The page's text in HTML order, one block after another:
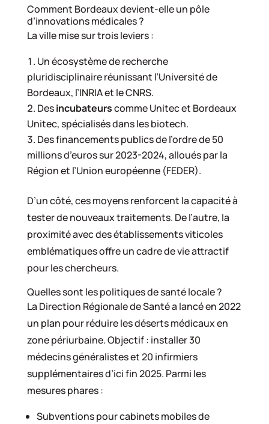
Comment Bordeaux devient-elle un pôle
d’innovations médicales ?
La ville mise sur trois leviers :
Un écosystème de recherche
pluridisciplinaire réunissant l’Université de
Bordeaux, l’INRIA et le CNRS.
Desincubateurscomme Unitec et Bordeaux
Unitec, spécialisés dans les biotech.
Des financements publics de l’ordre de 50
millions d’euros sur 2023-2024, alloués par la
Région et l’Union européenne (FEDER).
D’un côté, ces moyens renforcent la capacité à
tester de nouveaux traitements. De l’autre, la
proximité avec des établissements viticoles
emblématiques offre un cadre de vie attractif
pour les chercheurs.
Quelles sont les politiques de santé locale ?
La Direction Régionale de Santé a lancé en 2022
un plan pour réduire les déserts médicaux en
zone périurbaine. Objectif : installer 30
médecins généralistes et 20 infirmiers
supplémentaires d’ici fin 2025. Parmi les
mesures phares :
Subventions pour cabinets mobiles de